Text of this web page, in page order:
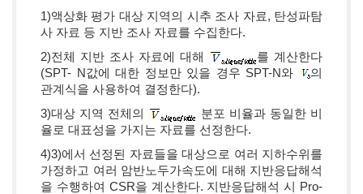
1)액상화 평가 대상 지역의 시추 조사 자료, 탄성파탐
사 자료 등 지반 조사 자료를 수집한다.
2)전체 지반 조사 자료에 대해
를 계산한다
(SPT- N값에 대한 정보만 있을 경우 SPT-N와
의
관계식을 사용하여 결정한다).
3)대상 지역 전체의
분포 비율과 동일한 비
율로 대표성을 가지는 자료를 선정한다.
4)3)에서 선정된 자료들을 대상으로 여러 지하수위를
가정하고 여러 암반노두가속도에 대해 지반응답해석
을 수행하여 CSR을 계산한다. 지반응답해석 시 Pro-